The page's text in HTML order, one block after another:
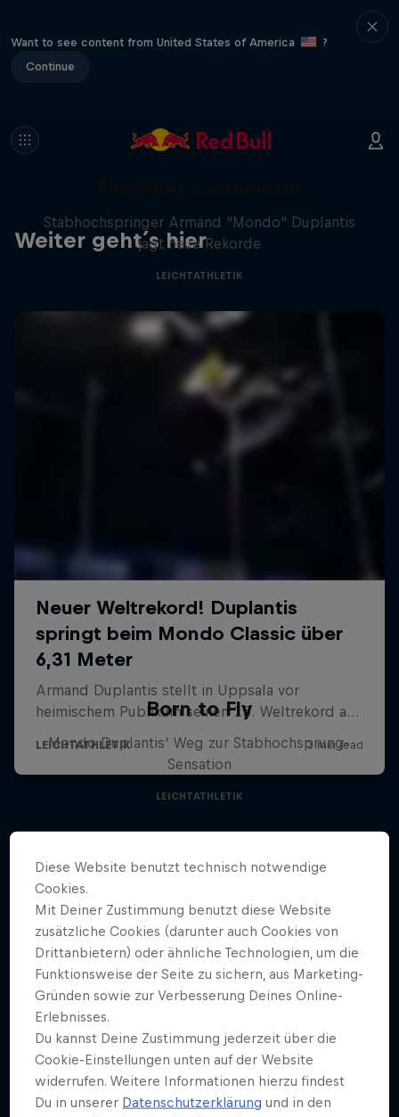
Want to see content from United States of America
?
Continue
Weiter geht´s hier
Stabhochspringer Armand "Mondo" Duplantis
jagt neue Rekorde
LEICHTATHLETIK
Born to Fly
Mondo Duplantis' Weg zur Stabhochsprung-
Sensation
LEICHTATHLETIK
Diese Website benutzt technisch notwendige
Cookies.
Mit Deiner Zustimmung benutzt diese Website
zusätzliche Cookies (darunter auch Cookies von
Drittanbietern) oder ähnliche Technologien, um die
Funktionsweise der Seite zu sichern, aus Marketing-
Gründen sowie zur Verbesserung Deines Online-
Erlebnisses.
Du kannst Deine Zustimmung jederzeit über die
Cookie-Einstellungen unten auf der Website
widerrufen. Weitere Informationen hierzu findest
Du in unserer Datenschutzerklärung und in den